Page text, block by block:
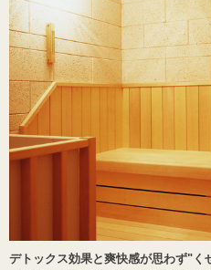
デトックス効果と爽快感が思わず"く